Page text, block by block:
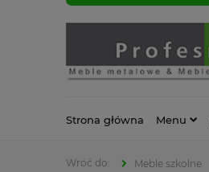
Strona główna Menu
Meble szkolne